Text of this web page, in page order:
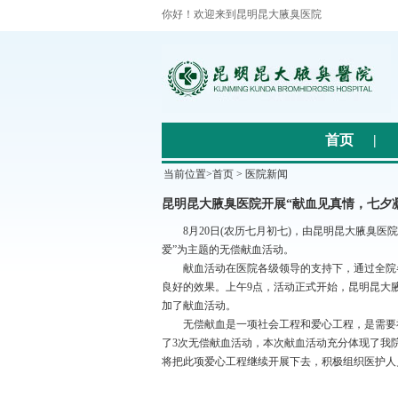
你好！欢迎来到昆明昆大腋臭医院
首页 |
当前位置>首页 > 医院新闻
昆明昆大腋臭医院开展“献血见真情，七夕
8月20日(农历七月初七)，由昆明昆大腋臭医院
爱”为主题的无偿献血活动。
献血活动在医院各级领导的支持下，通过全院
良好的效果。上午9点，活动正式开始，昆明昆
加了献血活动。
无偿献血是一项社会工程和爱心工程，是需要
了3次无偿献血活动，本次献血活动充分体现了
将把此项爱心工程继续开展下去，积极组织医护